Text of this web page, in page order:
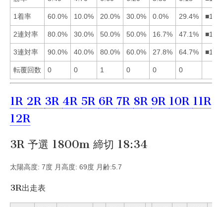
1着率 60.0% 10.0% 20.0% 30.0% 0.0% 29.4%
2連対率 80.0% 30.0% 50.0% 50.0% 16.7% 47.1%
3連対率 90.0% 40.0% 80.0% 60.0% 27.8% 64.7%
転覆回数 0 0 1 0 0 0
1R 2R 3R 4R 5R 6R 7R 8R 9R 10R 11R
12R
3R 予選 1800m 締切 18:34
太陽高度: 7度 月高度: 69度 月齢:5.7
3R出走表